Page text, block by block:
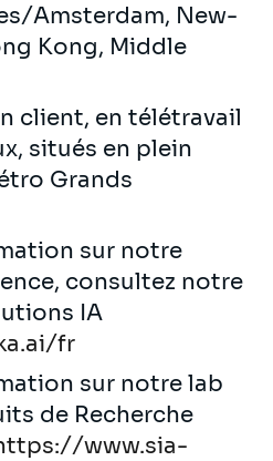
Amsterdam, New-
Kong, Middle
client, en télétravail
situés en plein
Grands
sur notre
consultez notre
IA
fr
sur notre lab
de Recherche
www.sia-